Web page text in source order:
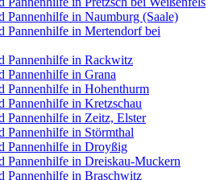
Pannenhilfe in Naumburg (Saale)
Pannenhilfe in Mertendorf bei
Pannenhilfe in Rackwitz
Pannenhilfe in Grana
Pannenhilfe in Hohenthurm
Pannenhilfe in Kretzschau
Pannenhilfe in Zeitz, Elster
Pannenhilfe in Störmthal
Pannenhilfe in Droyßig
Pannenhilfe in Dreiskau-Muckern
Pannenhilfe in Braschwitz